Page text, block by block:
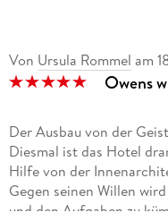
Connie den nächsten
soll, fürchtet er doch
jeweils anderen
besser kennenlernen.
Jedoch hat auch Tante
Gray läuft beiden oft
Und während das Hotel
Von Ursula Rommel am
Owens
Der Ausbau von der
Diesmal ist das Hotel
Hilfe von der
Gegen seinen Willen
und den Aufgaben zu